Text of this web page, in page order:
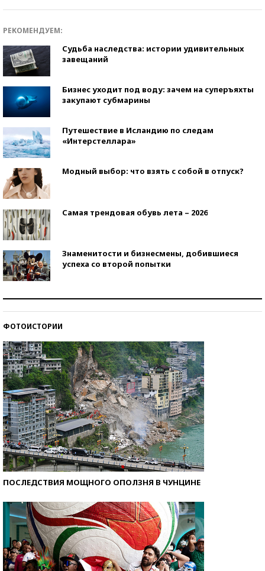
РЕКОМЕНДУЕМ:
Судьба наследства: истории удивительных
завещаний
Бизнес уходит под воду: зачем на суперъяхты
закупают субмарины
Путешествие в Исландию по следам
«Интерстеллара»
Модный выбор: что взять с собой в отпуск?
Самая трендовая обувь лета – 2026
Знаменитости и бизнесмены, добившиеся
успеха со второй попытки
ФОТОИСТОРИИ
ПОСЛЕДСТВИЯ МОЩНОГО ОПОЛЗНЯ В ЧУНЦИНЕ